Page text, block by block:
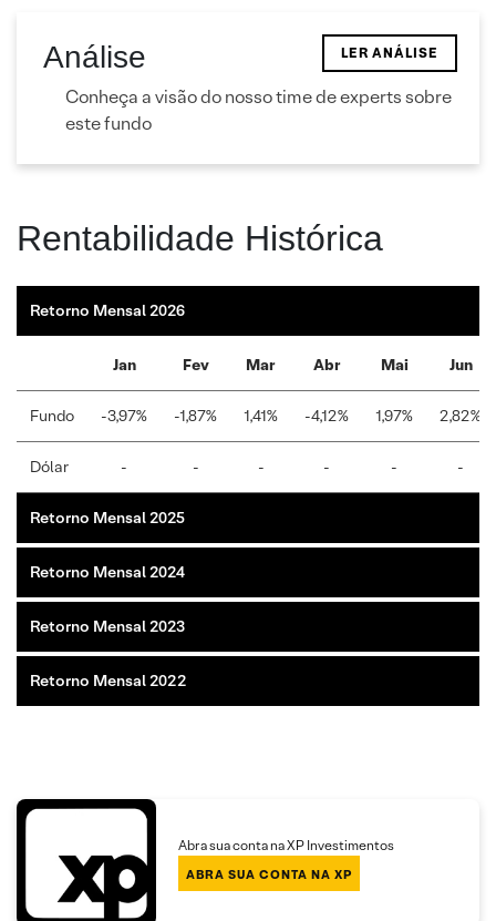
Análise
Conheça a visão do nosso time de experts sobre
este fundo
LER ANÁLISE
Rentabilidade Histórica
Retorno Mensal 2026
Jan Fev Mar Abr Mai Jun
Fundo -3,97% -1,87% 1,41% -4,12% 1,97% 2,82%
Dólar - - - - - -
Retorno Mensal 2025
Retorno Mensal 2024
Retorno Mensal 2023
Retorno Mensal 2022
Abra sua conta na XP Investimentos
ABRA SUA CONTA NA XP